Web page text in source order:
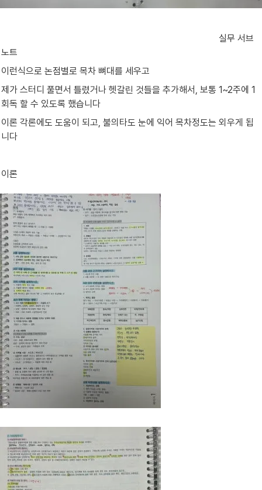
노트
이런식으로 논점별로 목차 뼈대를 세우고
제가 스터디 풀면서 틀렸거나 헷갈린 것들을 추가해서, 보통 1~2주에 1
회독 할 수 있도록 했습니다
이론 각론에도 도움이 되고, 불의타도 눈에 익어 목차정도는 외우게 됩
니다
이론